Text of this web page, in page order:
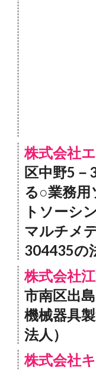
株式会社
区中野5
る○業務
トソーシ
マルチメ
304435の
株式会社
市南区出
機械器具
法人）
株式会社